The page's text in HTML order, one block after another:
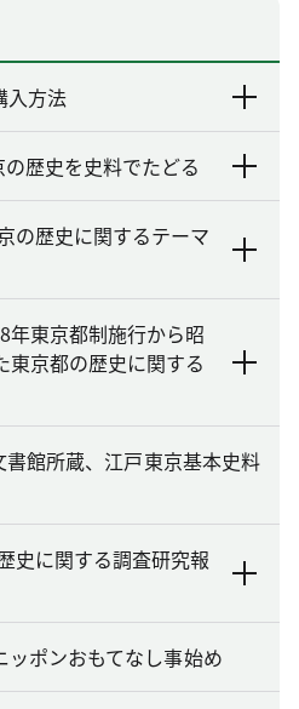
入方法
歴史を史料でたどる
の歴史に関するテーマ
東京都制施行から昭
東京都の歴史に関する
館所蔵、江戸東京基本史料
史に関する調査研究報
ポンおもてなし事始め